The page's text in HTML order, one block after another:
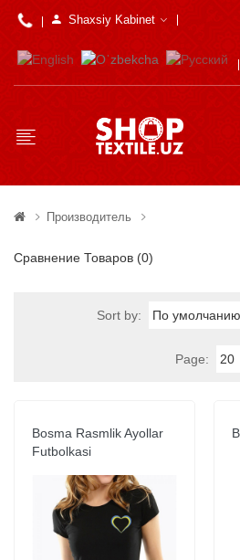
Shaxsiy Kabinet
Производитель
Сравнение Товаров (0)
Sort by:
Page:
Bosma Rasmlik Ayollar
Futbolkasi